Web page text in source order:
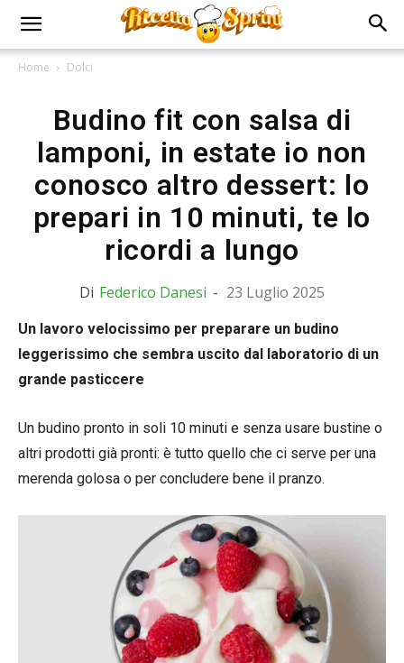
Home Dolci
Budino fit con salsa di
lamponi, in estate io non
conosco altro dessert: lo
prepari in 10 minuti, te lo
ricordi a lungo
Di Federico Danesi - 23 Luglio 2025
Un lavoro velocissimo per preparare un budino
leggerissimo che sembra uscito dal laboratorio di un
grande pasticcere
Un budino pronto in soli 10 minuti e senza usare bustine o
altri prodotti già pronti: è tutto quello che ci serve per una
merenda golosa o per concludere bene il pranzo.